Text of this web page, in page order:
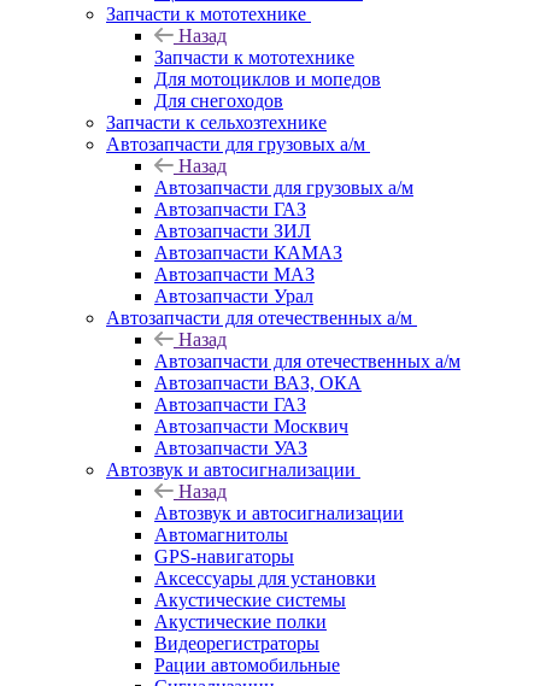
Запчасти к мототехнике
Назад
Запчасти к мототехнике
Для мотоциклов и мопедов
Для снегоходов
Запчасти к сельхозтехнике
Автозапчасти для грузовых а/м
Назад
Автозапчасти для грузовых а/м
Автозапчасти ГАЗ
Автозапчасти ЗИЛ
Автозапчасти КАМАЗ
Автозапчасти МАЗ
Автозапчасти Урал
Автозапчасти для отечественных а/м
Назад
Автозапчасти для отечественных а/м
Автозапчасти ВАЗ, ОКА
Автозапчасти ГАЗ
Автозапчасти Москвич
Автозапчасти УАЗ
Автозвук и автосигнализации
Назад
Автозвук и автосигнализации
Автомагнитолы
GPS-навигаторы
Аксессуары для установки
Акустические системы
Акустические полки
Видеорегистраторы
Рации автомобильные